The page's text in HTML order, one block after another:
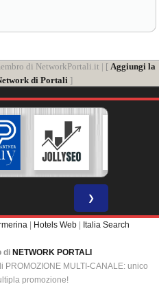
di NetworkPortali.it | [ Aggiungi la
di Portali ]
❯
| Hotels Web | Italia Search
di NETWORK PORTALI
MULTI-CANALE: unico
promozione!